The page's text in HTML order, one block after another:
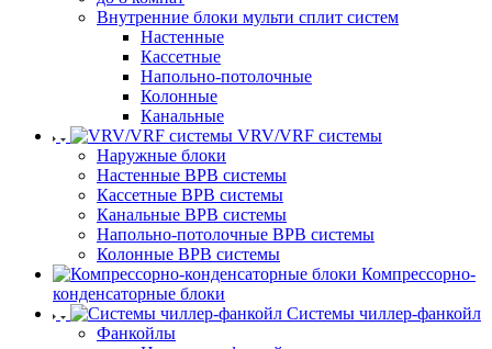
Внутренние блоки мульти сплит систем
Настенные
Кассетные
Напольно-потолочные
Колонные
Канальные
VRV/VRF системы
Наружные блоки
Настенные ВРВ системы
Кассетные ВРВ системы
Канальные ВРВ системы
Напольно-потолочные ВРВ системы
Колонные ВРВ системы
Компрессорно-
конденсаторные блоки
Системы чиллер-фанкойл
Фанкойлы